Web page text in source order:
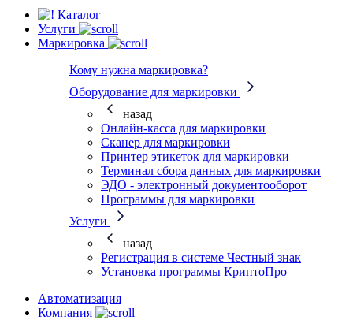
Каталог
Услуги
Маркировка
Кому нужна маркировка?
Оборудование для маркировки
назад
Онлайн-касса для маркировки
Сканер для маркировки
Принтер этикеток для маркировки
Терминал сбора данных для маркировки
ЭДО - электронный документооборот
Программы для маркировки
Услуги
назад
Регистрация в системе Честный знак
Установка программы КриптоПро
Автоматизация
Компания